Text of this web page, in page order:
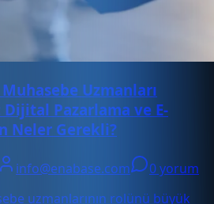
Uzmanları
Pazarlama ve E-
Neler Gerekli?
info@enabase.com
0 yorum
uzmanlarının rolünü büyük